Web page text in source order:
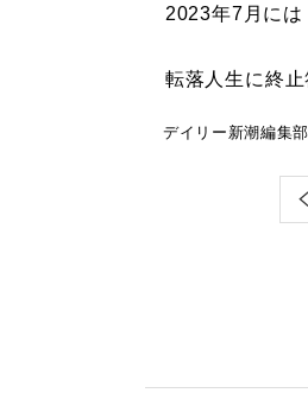
2023年7月には
転落人生に終止
デイリー新潮編集部